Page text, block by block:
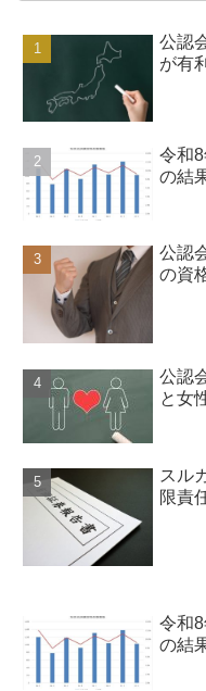
公認
が有
令和
の結
公認
の資
公認
と女
スル
限責
令和
の結